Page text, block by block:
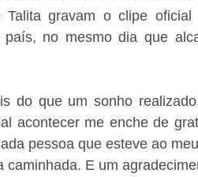
Talita gravam o clipe
país, no mesmo dia que
do que um sonho
acontecer me enche de
pessoa que esteve ao
E um